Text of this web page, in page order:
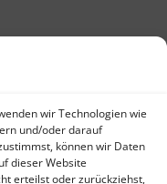
wir Technologien wie
und/oder darauf
können wir Daten
dieser Website
erteilst oder zurückziehst,